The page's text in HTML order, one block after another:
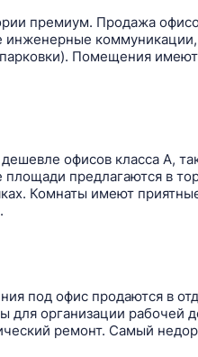
премиум. Продажа
коммуникации,
Помещения
офисов класса A,
предлагаются в
Комнаты имеют
под офис продаются в
для организации
ремонт. Самый